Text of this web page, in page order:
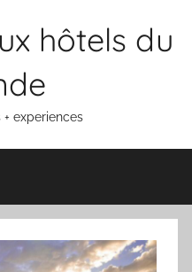
hôtels du
+ experiences